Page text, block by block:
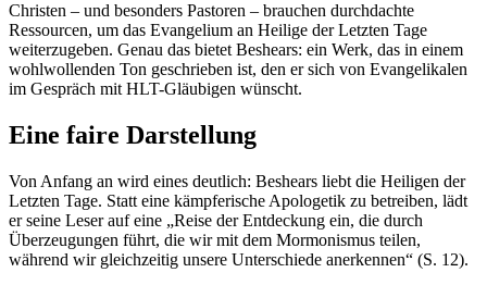
Christen – und besonders Pastoren – brauchen durchdachte
Ressourcen, um das Evangelium an Heilige der Letzten Tage
weiterzugeben. Genau das bietet Beshears: ein Werk, das in einem
wohlwollenden Ton geschrieben ist, den er sich von Evangelikalen
im Gespräch mit HLT-Gläubigen wünscht.
Eine faire Darstellung
Von Anfang an wird eines deutlich: Beshears liebt die Heiligen der
Letzten Tage. Statt eine kämpferische Apologetik zu betreiben, lädt
er seine Leser auf eine „Reise der Entdeckung ein, die durch
Überzeugungen führt, die wir mit dem Mormonismus teilen,
während wir gleichzeitig unsere Unterschiede anerkennen“ (S. 12).